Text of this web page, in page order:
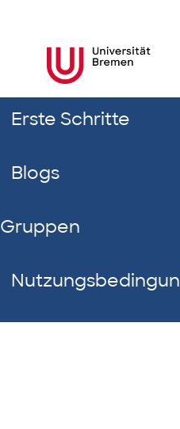
Erste Schritte
Blogs
Gruppen